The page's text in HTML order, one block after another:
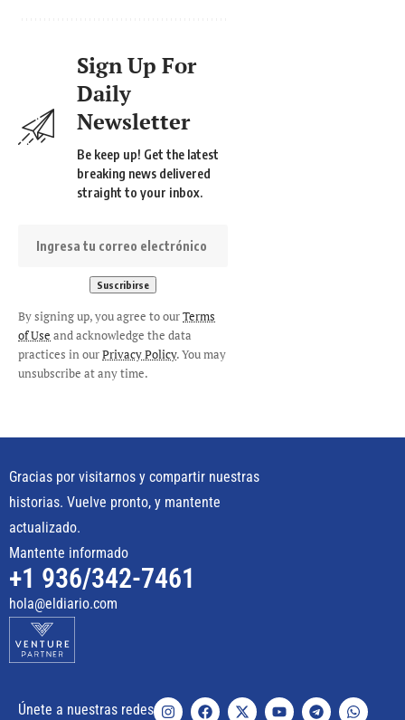
Sign Up For
Daily
Newsletter
Be keep up! Get the latest
breaking news delivered
straight to your inbox.
By signing up, you agree to ourTerms
of Use and acknowledge the data
practices in ourPrivacy Policy. You may
unsubscribe at any time.
Gracias por visitarnos y compartir nuestras
historias. Vuelve pronto, y mantente
actualizado.
Mantente informado
+1 936/342-7461
hola@eldiario.com
Únete a nuestras redes